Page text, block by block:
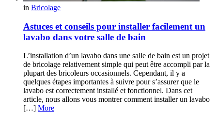
in Bricolage
Astuces et conseils pour installer facilement un
lavabo dans votre salle de bain
L’installation d’un lavabo dans une salle de bain est un projet
de bricolage relativement simple qui peut être accompli par la
plupart des bricoleurs occasionnels. Cependant, il y a
quelques étapes importantes à suivre pour s’assurer que le
lavabo est correctement installé et fonctionnel. Dans cet
article, nous allons vous montrer comment installer un lavabo
[…] More